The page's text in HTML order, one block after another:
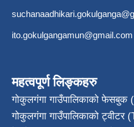
ito.gokulgangamun@gmail.com
महत्वपूर्ण लिङ्कहरु
गोकुलगंगा गाउँपालिकाको
गोकुलगंगा गाउँपालिकाको ट्वीटर